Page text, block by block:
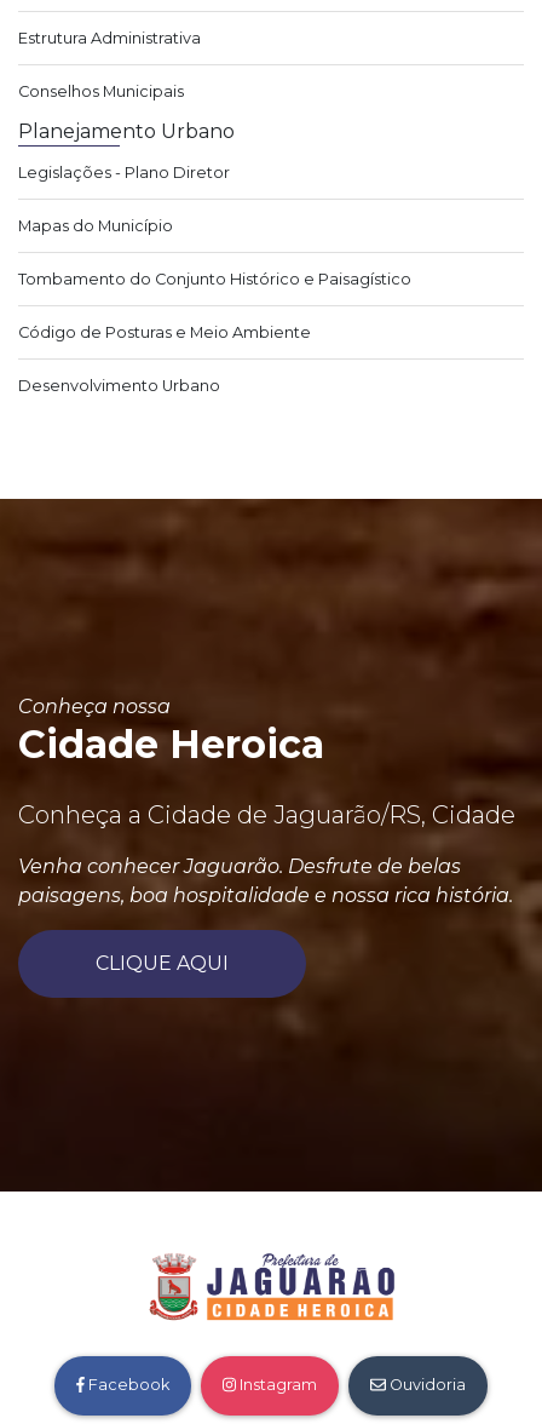
Estrutura Administrativa
Conselhos Municipais
Planejamento Urbano
Legislações - Plano Diretor
Mapas do Município
Tombamento do Conjunto Histórico e Paisagístico
Código de Posturas e Meio Ambiente
Desenvolvimento Urbano
Conheça nossa
Cidade Heroica
Conheça a Cidade de Jaguarão/RS, Cidade
Venha conhecer Jaguarão. Desfrute de belas
paisagens, boa hospitalidade e nossa rica história.
CLIQUE AQUI
Facebook Instagram Ouvidoria